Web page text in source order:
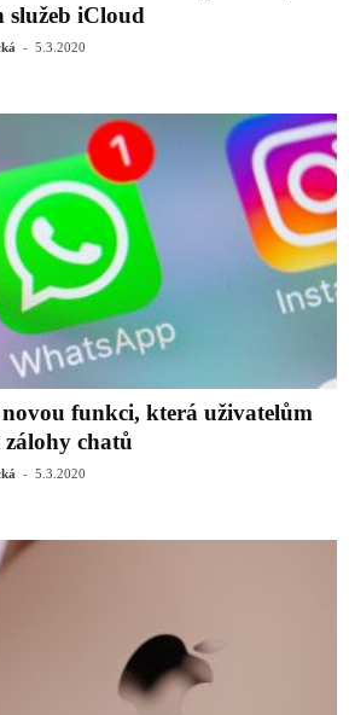
služeb iCloud
- 5.3.2020
funkci, která uživatelům
zálohy chatů
- 5.3.2020